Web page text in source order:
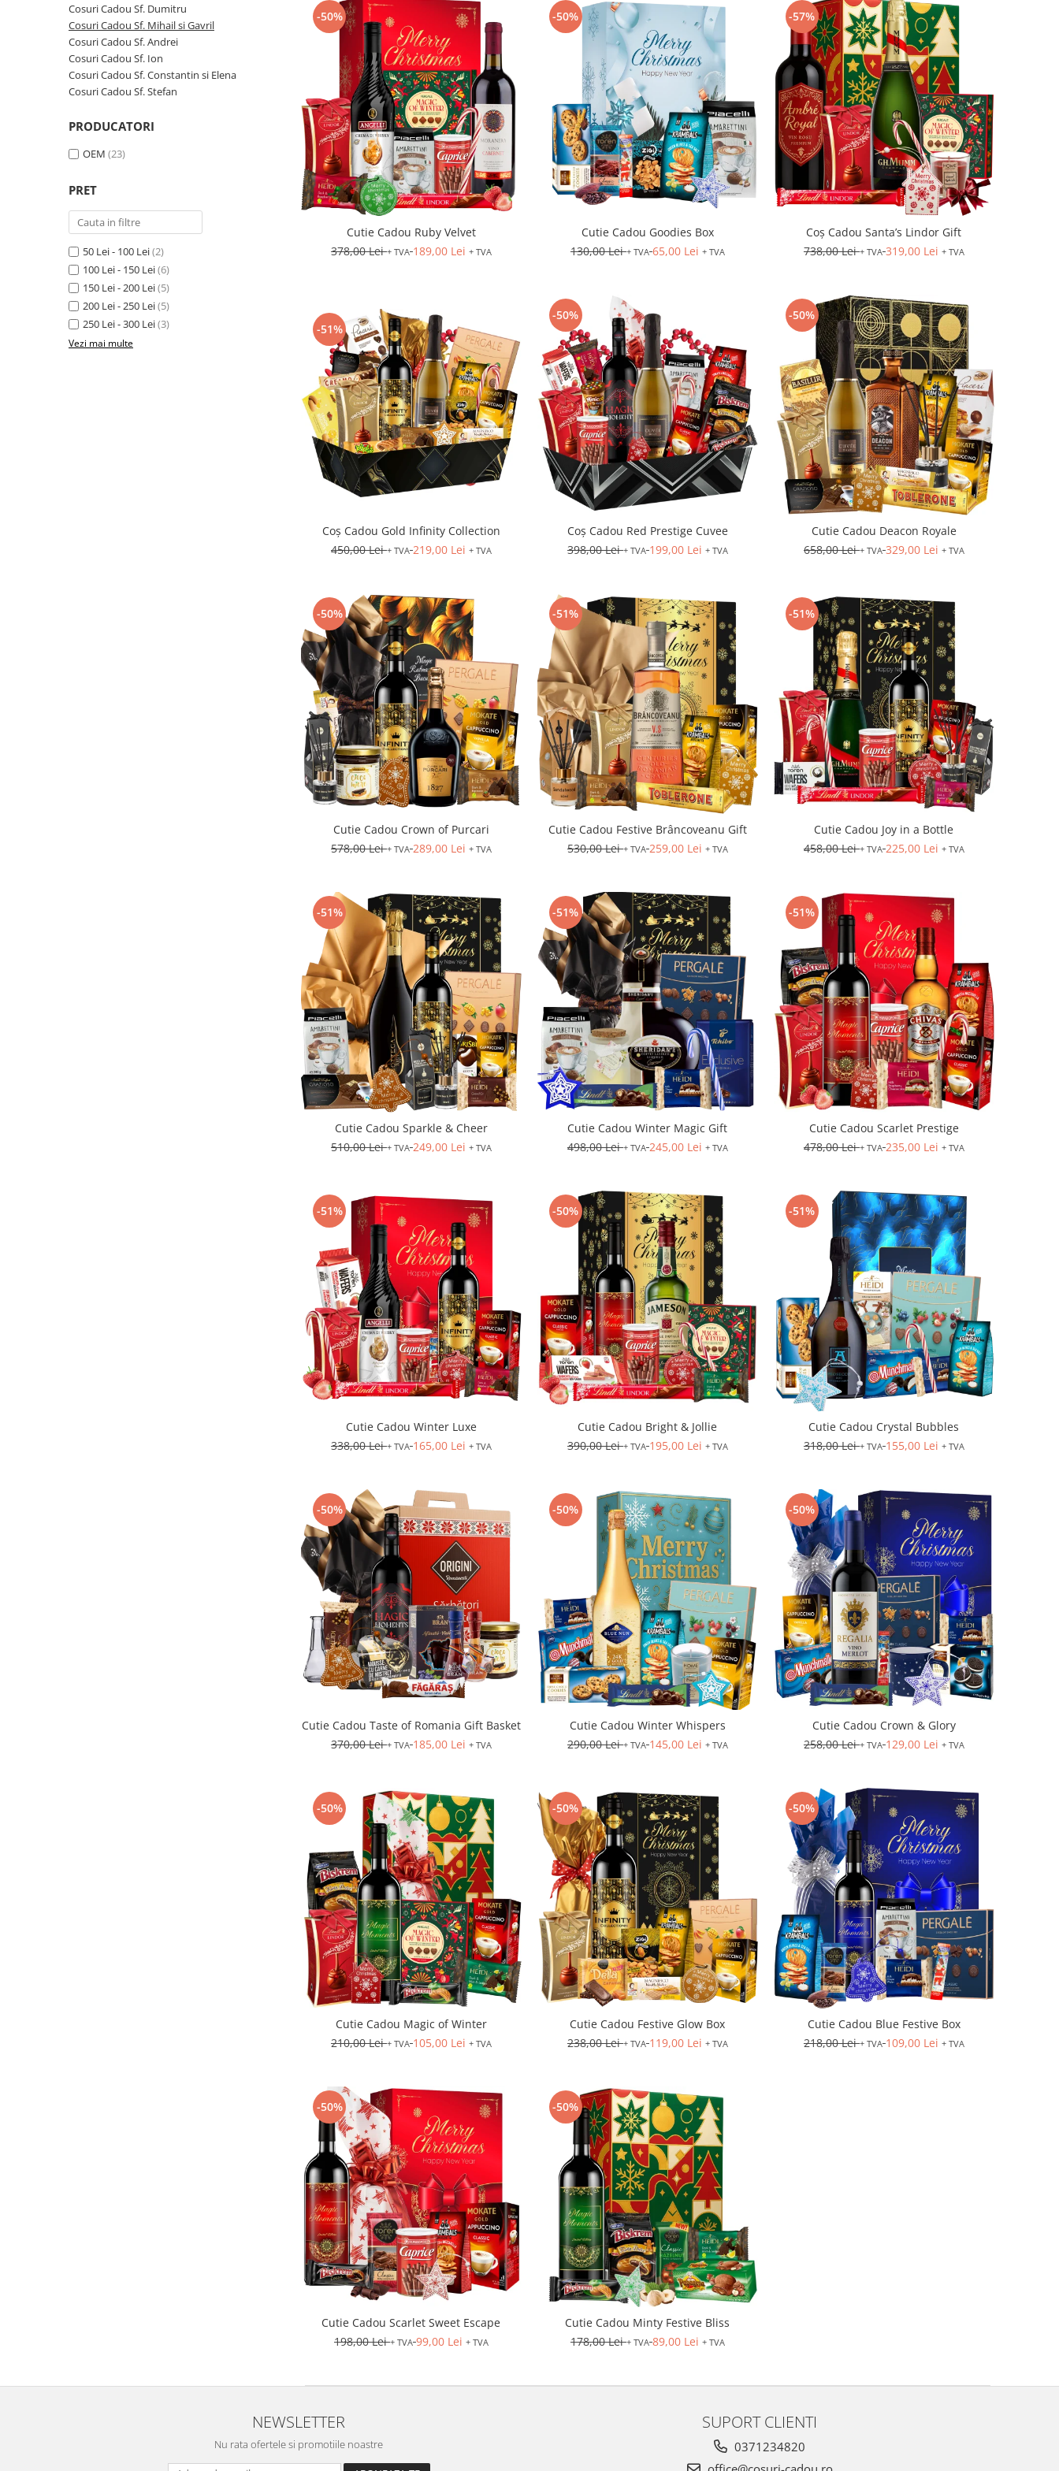
Cosuri Cadou Sf. Dumitru
Cosuri Cadou Sf. Mihail si Gavril
Cosuri Cadou Sf. Andrei
Cosuri Cadou Sf. Ion
Cosuri Cadou Sf. Constantin si Elena
Cosuri Cadou Sf. Stefan
PRODUCATORI
OEM (23)
PRET
50 Lei - 100 Lei(2)
100 Lei - 150 Lei(6)
150 Lei - 200 Lei(5)
200 Lei - 250 Lei(5)
250 Lei - 300 Lei(3)
Vezi mai multe
-50%
Cutie Cadou Ruby Velvet
378,00 Lei+ TVA 189,00 Lei + TVA
-50%
Cutie Cadou Goodies Box
130,00 Lei+ TVA 65,00 Lei + TVA
-57%
Coș Cadou Santa’s Lindor Gift
738,00 Lei+ TVA 319,00 Lei + TVA
-51%
Coș Cadou Gold Infinity Collection
450,00 Lei+ TVA 219,00 Lei + TVA
-50%
Coș Cadou Red Prestige Cuvee
398,00 Lei+ TVA 199,00 Lei + TVA
-50%
Cutie Cadou Deacon Royale
658,00 Lei+ TVA 329,00 Lei + TVA
-50%
Cutie Cadou Crown of Purcari
578,00 Lei+ TVA 289,00 Lei + TVA
-51%
Cutie Cadou Festive Brâncoveanu Gift
530,00 Lei+ TVA 259,00 Lei + TVA
-51%
Cutie Cadou Joy in a Bottle
458,00 Lei+ TVA 225,00 Lei + TVA
-51%
Cutie Cadou Sparkle & Cheer
510,00 Lei+ TVA 249,00 Lei + TVA
-51%
Cutie Cadou Winter Magic Gift
498,00 Lei+ TVA 245,00 Lei + TVA
-51%
Cutie Cadou Scarlet Prestige
478,00 Lei+ TVA 235,00 Lei + TVA
-51%
Cutie Cadou Winter Luxe
338,00 Lei+ TVA 165,00 Lei + TVA
-50%
Cutie Cadou Bright & Jollie
390,00 Lei+ TVA 195,00 Lei + TVA
-51%
Cutie Cadou Crystal Bubbles
318,00 Lei+ TVA 155,00 Lei + TVA
-50%
Cutie Cadou Taste of Romania Gift Basket
370,00 Lei+ TVA 185,00 Lei + TVA
-50%
Cutie Cadou Winter Whispers
290,00 Lei+ TVA 145,00 Lei + TVA
-50%
Cutie Cadou Crown & Glory
258,00 Lei+ TVA 129,00 Lei + TVA
-50%
Cutie Cadou Magic of Winter
210,00 Lei+ TVA 105,00 Lei + TVA
-50%
Cutie Cadou Festive Glow Box
238,00 Lei+ TVA 119,00 Lei + TVA
-50%
Cutie Cadou Blue Festive Box
218,00 Lei+ TVA 109,00 Lei + TVA
-50%
Cutie Cadou Scarlet Sweet Escape
198,00 Lei+ TVA 99,00 Lei + TVA
-50%
Cutie Cadou Minty Festive Bliss
178,00 Lei+ TVA 89,00 Lei + TVA
NEWSLETTER
Nu rata ofertele si promotiile noastre
SUPORT CLIENTI
0371234820